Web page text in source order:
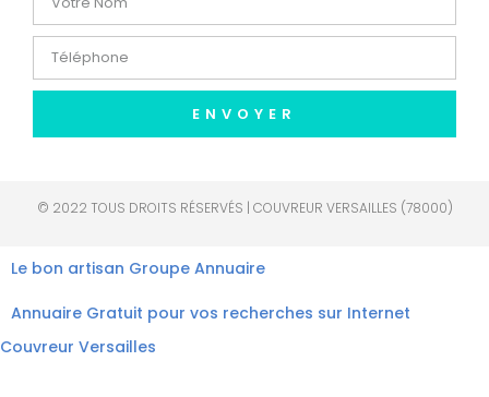
ENVOYER
© 2022 TOUS DROITS RÉSERVÉS | COUVREUR VERSAILLES (78000)
Le bon artisan Groupe Annuaire
Annuaire Gratuit pour vos recherches sur Internet
Couvreur Versailles